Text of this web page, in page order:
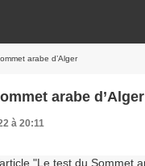
arabe d’Alger
arabe d’Alger
à 20:11